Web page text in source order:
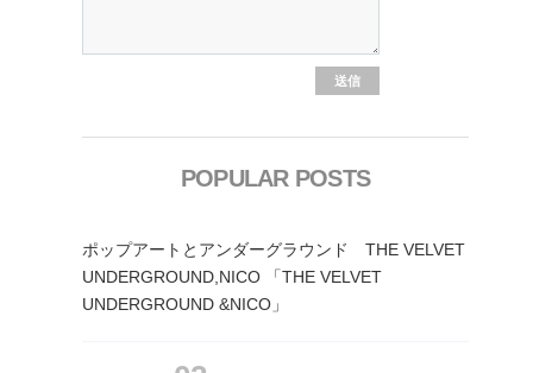
POPULAR POSTS
ポップアートとアンダーグラウンド THE VELVET
UNDERGROUND,NICO 「THE VELVET
UNDERGROUND &NICO」